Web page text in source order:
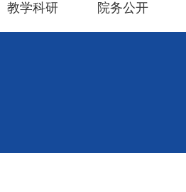
教学科研 院务公开